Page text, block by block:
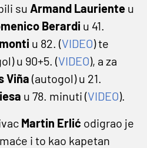
su Armand Lauriente u
Berardi u 41.
u 82. (VIDEO) te
u 90+5. (VIDEO), a za
Viña (autogol) u 21.
u 78. minuti (VIDEO).
Martin Erlić odigrao je
i to kao kapetan